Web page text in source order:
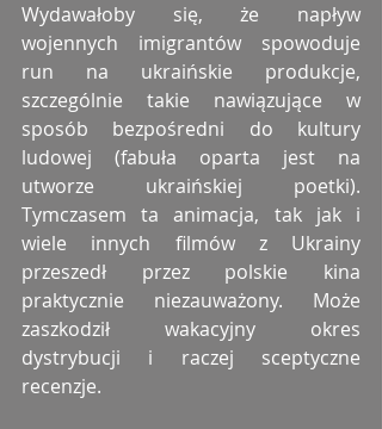
Wydawałoby się, że napływ
wojennych imigrantów spowoduje
run na ukraińskie produkcje,
szczególnie takie nawiązujące w
sposób bezpośredni do kultury
ludowej (fabuła oparta jest na
utworze ukraińskiej poetki).
Tymczasem ta animacja, tak jak i
wiele innych filmów z Ukrainy
przeszedł przez polskie kina
praktycznie niezauważony. Może
zaszkodził wakacyjny okres
dystrybucji i raczej sceptyczne
recenzje.